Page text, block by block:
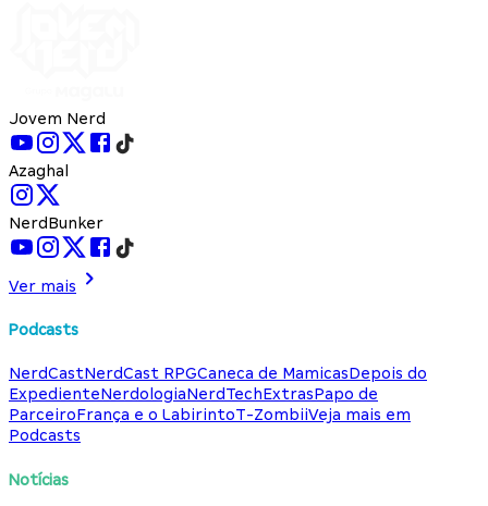
Jovem Nerd
Azaghal
NerdBunker
Ver mais
Podcasts
NerdCastNerdCast RPGCaneca de MamicasDepois do
ExpedienteNerdologiaNerdTechExtrasPapo de
ParceiroFrança e o LabirintoT-ZombiiVeja mais em
Podcasts
Notícias